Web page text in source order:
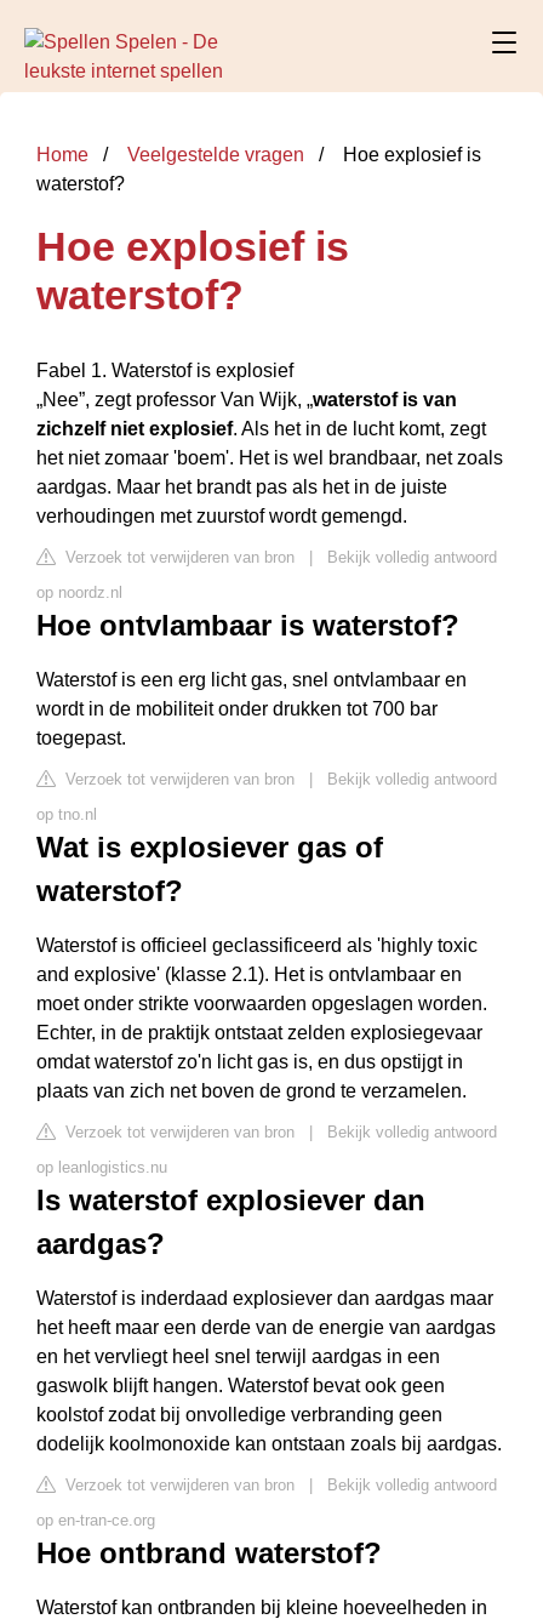
Home Veelgestelde vragen
Hoe explosief is
waterstof?
Hoe explosief is
waterstof?
Fabel 1. Waterstof is explosief
„Nee”, zegt professor Van Wijk, „waterstof is van
zichzelf niet explosief. Als het in de lucht komt, zegt
het niet zomaar 'boem'. Het is wel brandbaar, net zoals
aardgas. Maar het brandt pas als het in de juiste
verhoudingen met zuurstof wordt gemengd.
Verzoek tot verwijderen van bron
Bekijk volledig antwoord
op noordz.nl
Hoe ontvlambaar is waterstof?
Waterstof is een erg licht gas, snel ontvlambaar en
wordt in de mobiliteit onder drukken tot 700 bar
toegepast.
Verzoek tot verwijderen van bron
Bekijk volledig antwoord
op tno.nl
Wat is explosiever gas of
waterstof?
Waterstof is officieel geclassificeerd als 'highly toxic
and explosive' (klasse 2.1). Het is ontvlambaar en
moet onder strikte voorwaarden opgeslagen worden.
Echter, in de praktijk ontstaat zelden explosiegevaar
omdat waterstof zo'n licht gas is, en dus opstijgt in
plaats van zich net boven de grond te verzamelen.
Verzoek tot verwijderen van bron
Bekijk volledig antwoord
op leanlogistics.nu
Is waterstof explosiever dan
aardgas?
Waterstof is inderdaad explosiever dan aardgas maar
het heeft maar een derde van de energie van aardgas
en het vervliegt heel snel terwijl aardgas in een
gaswolk blijft hangen. Waterstof bevat ook geen
koolstof zodat bij onvolledige verbranding geen
dodelijk koolmonoxide kan ontstaan zoals bij aardgas.
Verzoek tot verwijderen van bron
Bekijk volledig antwoord
op en-tran-ce.org
Hoe ontbrand waterstof?
Waterstof kan ontbranden bij kleine hoeveelheden in